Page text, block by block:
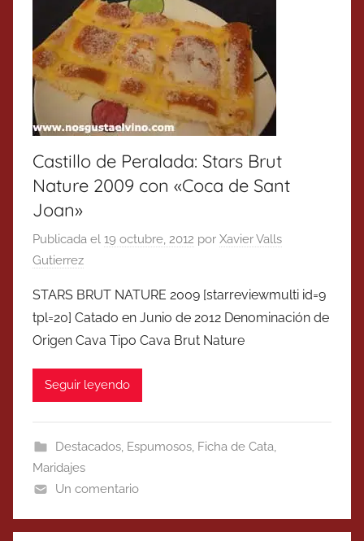
Castillo de Peralada: Stars Brut
Nature 2009 con «Coca de Sant
Joan»
Publicada el 19 octubre, 2012 por Xavier Valls
Gutierrez
STARS BRUT NATURE 2009 [starreviewmulti id=9
tpl=20] Catado en Junio de 2012 Denominación de
Origen Cava Tipo Cava Brut Nature
Seguir leyendo
Destacados, Espumosos, Ficha de Cata,
Maridajes
Un comentario